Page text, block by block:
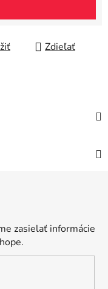
Zdieľať
zasielať informácie